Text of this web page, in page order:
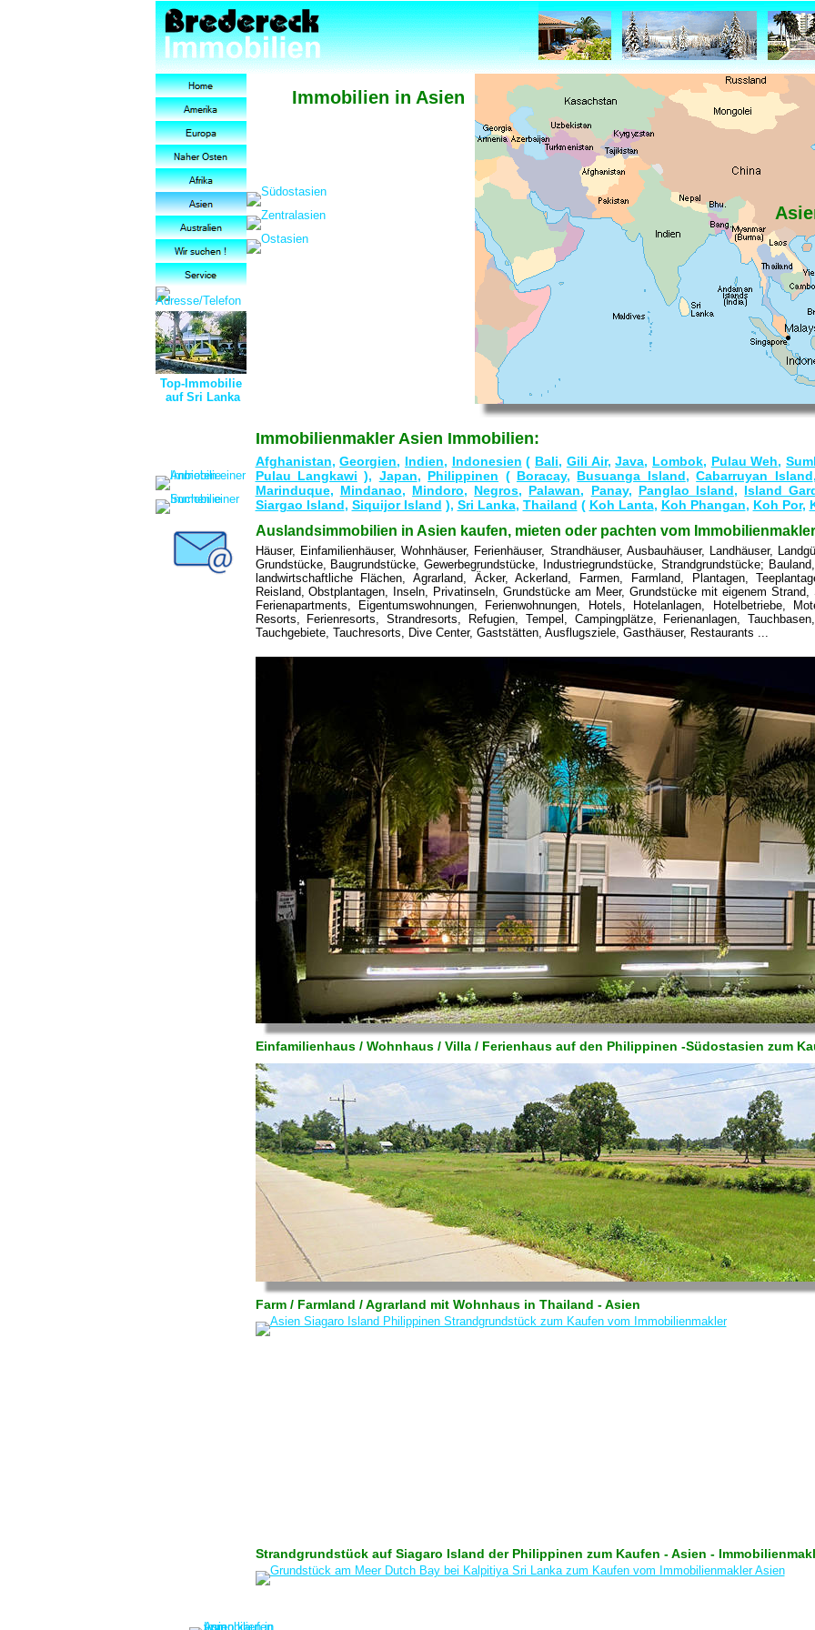
Immobilien in Asien
Afghanistan,Georgien, Indien, Indonesien ( Bali, Gili Air,Java, Lombok, Pulau Weh,
Pulau Langkawi ), Japan, Philippinen ( Boracay, Busuanga Island,Cabarruyan Island
Marinduque, Mindanao, Mindoro, Negros, Palawan, Panay, Panglao Island, Island
Siargao Island, Siquijor Island ), Sri Lanka, Thailand ( Koh Lanta, Koh Phangan, Koh Por,
Häuser, Einfamilienhäuser, Wohnhäuser, Ferienhäuser, Strandhäuser, Ausbauhäuser, Landhäuser,
Grundstücke, Baugrundstücke, Gewerbegrundstücke, Industriegrundstücke, Strandgrundstücke;
landwirtschaftliche Flächen, Agrarland, Äcker, Ackerland, Farmen, Farmland, Plantagen,
Reisland, Obstplantagen, Inseln, Privatinseln, Grundstücke am Meer, Grundstücke mit eigenem
Ferienapartments, Eigentumswohnungen, Ferienwohnungen, Hotels, Hotelanlagen, Hotelbetriebe,
Resorts, Ferienresorts, Strandresorts, Refugien, Tempel, Campingplätze, Ferienanlagen,
Tauchgebiete, Tauchresorts, Dive Center, Gaststätten, Ausflugsziele, Gasthäuser, Restaurants ...
Top-Immobilie
auf Sri Lanka
Immobilienmakler Asien Immobilien:
Auslandsimmobilien in Asien kaufen, mieten oder pachten vom
Einfamilienhaus / Wohnhaus / Villa / Ferienhaus auf den Philippinen -Südostasien zum
Farm / Farmland / Agrarland mit Wohnhaus in Thailand - Asien
Strandgrundstück auf Siagaro Island der Philippinen zum Kaufen - Asien -